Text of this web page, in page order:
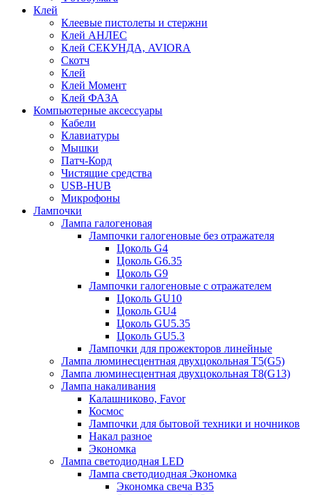
Клей
Клеевые пистолеты и стержни
Клей АНЛЕС
Клей СЕКУНДА, AVIORA
Скотч
Клей
Клей Момент
Клей ФАЗА
Компьютерные аксессуары
Кабели
Клавиатуры
Мышки
Патч-Корд
Чистящие средства
USB-HUB
Микрофоны
Лампочки
Лампа галогеновая
Лампочки галогеновые без отражателя
Цоколь G4
Цоколь G6.35
Цоколь G9
Лампочки галогеновые с отражателем
Цоколь GU10
Цоколь GU4
Цоколь GU5.35
Цоколь GU5.3
Лампочки для прожекторов линейные
Лампа люминесцентная двухцокольная Т5(G5)
Лампа люминесцентная двухцокольная Т8(G13)
Лампа накаливания
Калашниково, Favor
Космос
Лампочки для бытовой техники и ночников
Накал разное
Экономка
Лампа светодиодная LED
Лампа светодиодная Экономка
Экономка свеча B35